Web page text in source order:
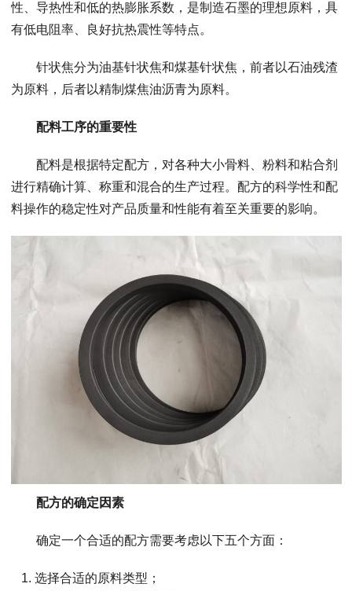
性、导热性和低的热膨胀系数，是制造石墨的理想原料，具
有低电阻率、良好抗热震性等特点。
针状焦分为油基针状焦和煤基针状焦，前者以石油残渣
为原料，后者以精制煤焦油沥青为原料。
配料工序的重要性
配料是根据特定配方，对各种大小骨料、粉料和粘合剂
进行精确计算、称重和混合的生产过程。配方的科学性和配
料操作的稳定性对产品质量和性能有着至关重要的影响。
配方的确定因素
确定一个合适的配方需要考虑以下五个方面：
选择合适的原料类型；